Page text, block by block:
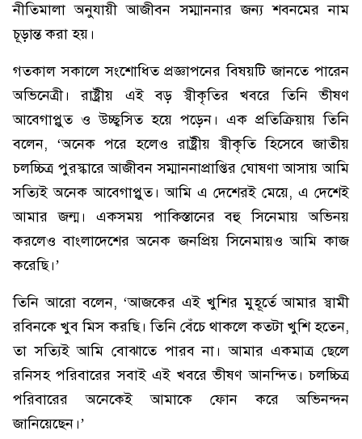
নীতিমালা অনুযায়ী আজীবন সম্মাননার জন্য শবনমের নাম
চূড়ান্ত করা হয়।
গতকাল সকালে সংশোধিত প্রজ্ঞাপনের বিষয়টি জানতে পারেন
অভিনেত্রী। রাষ্ট্রীয় এই বড় স্বীকৃতির খবরে তিনি ভীষণ
আবেগাপ্লুত ও উচ্ছ্বসিত হয়ে পড়েন। এক প্রতিক্রিয়ায় তিনি
বলেন, ‘অনেক পরে হলেও রাষ্ট্রীয় স্বীকৃতি হিসেবে জাতীয়
চলচ্চিত্র পুরস্কারে আজীবন সম্মাননাপ্রাপ্তির ঘোষণা আসায় আমি
সত্যিই অনেক আবেগাপ্লুত। আমি এ দেশেরই মেয়ে, এ দেশেই
আমার জন্ম। একসময় পাকিস্তানের বহু সিনেমায় অভিনয়
করলেও বাংলাদেশের অনেক জনপ্রিয় সিনেমায়ও আমি কাজ
করেছি।’
তিনি আরো বলেন, ‘আজকের এই খুশির মুহূর্তে আমার স্বামী
রবিনকে খুব মিস করছি। তিনি বেঁচে থাকলে কতটা খুশি হতেন,
তা সত্যিই আমি বোঝাতে পারব না। আমার একমাত্র ছেলে
রনিসহ পরিবারের সবাই এই খবরে ভীষণ আনন্দিত। চলচ্চিত্র
পরিবারের অনেকেই আমাকে ফোন করে অভিনন্দন
জানিয়েছেন।’